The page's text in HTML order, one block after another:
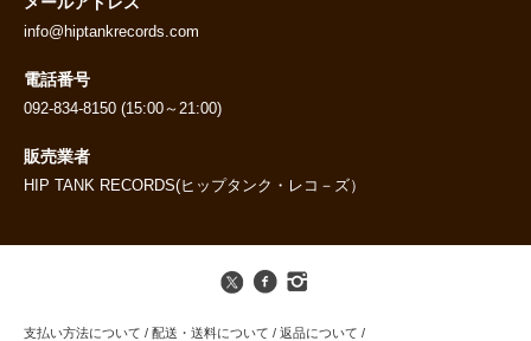
info@hiptankrecords.com
電話番号
092-834-8150 (15:00～21:00)
販売業者
HIP TANK RECORDS(ヒップタンク・レコ－ズ）
支払い方法について / 配送・送料について / 返品について /